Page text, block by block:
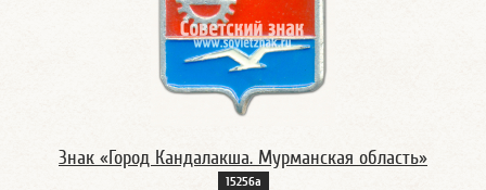
Знак «Город Кандалакша. Мурманская область»
15256а